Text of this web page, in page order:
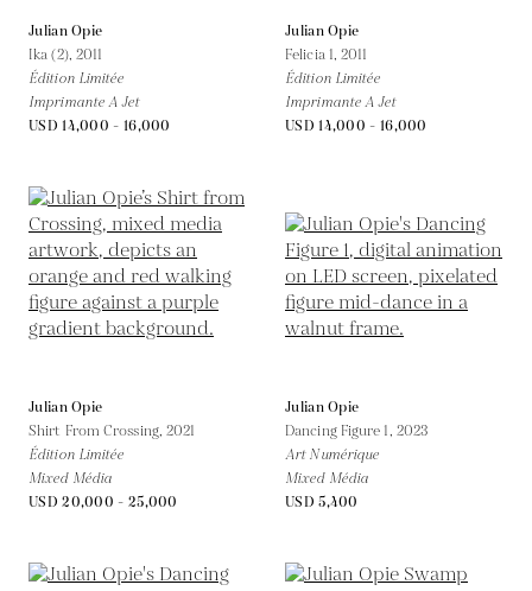
Julian Opie
Ika (2), 2011
Édition Limitée
Imprimante A Jet
USD 14,000 - 16,000
Julian Opie
Felicia 1,2011
Édition Limitée
Imprimante A Jet
USD 14,000 - 16,000
Julian Opie
Shirt From Crossing,2021
Édition Limitée
Mixed Média
USD 20,000 - 25,000
Julian Opie
Dancing Figure 1, 2023
Art Numérique
Mixed Média
USD 5,400